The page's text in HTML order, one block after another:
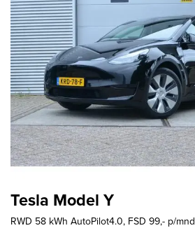
Tesla Model Y
RWD 58 kWh AutoPilot4.0, FSD 99,- p/mnd